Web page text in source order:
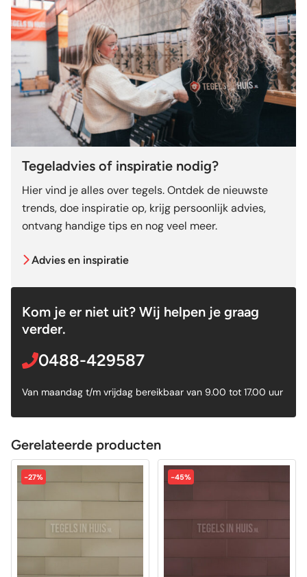
Tegeladvies of inspiratie nodig?
Hier vind je alles over tegels. Ontdek de nieuwste
trends, doe inspiratie op, krijg persoonlijk advies,
ontvang handige tips en nog veel meer.
Advies en inspiratie
Kom je er niet uit? Wij helpen je graag
verder.
0488-429587
Van maandag t/m vrijdag bereikbaar van 9.00 tot 17.00 uur
Gerelateerde producten
-27% -45%